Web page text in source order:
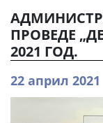
ПРОВЕДЕ
2021 ГОД.
22 април 2021